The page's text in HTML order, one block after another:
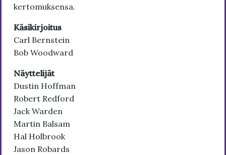
kertomuksensa.
Käsikirjoitus
Carl Bernstein
Bob Woodward
Näyttelijät
Dustin Hoffman
Robert Redford
Jack Warden
Martin Balsam
Hal Holbrook
Jason Robards